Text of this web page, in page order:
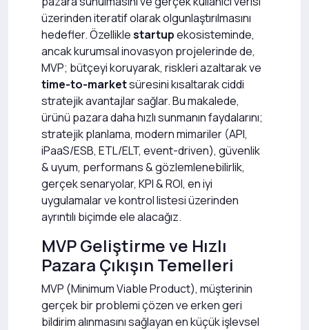
üzerinden iteratif olarak olgunlaştırılmasını
hedefler. Özelliklestartupekosisteminde,
ancak kurumsal inovasyon projelerinde de,
MVP; bütçeyi koruyarak, riskleri azaltarak ve
time-to-marketsüresini kısaltarak ciddi
stratejik avantajlar sağlar. Bu makalede,
ürünü pazara daha hızlı sunmanın faydalarını;
stratejik planlama, modern mimariler (API,
iPaaS/ESB, ETL/ELT, event-driven), güvenlik
& uyum, performans & gözlemlenebilirlik,
gerçek senaryolar, KPI & ROI, en iyi
uygulamalar ve kontrol listesi üzerinden
ayrıntılı biçimde ele alacağız.
MVP Geliştirme ve Hızlı
Pazara Çıkışın Temelleri
MVP (Minimum Viable Product), müşterinin
gerçek bir problemi çözen ve erken geri
bildirim alınmasını sağlayan en küçük işlevsel